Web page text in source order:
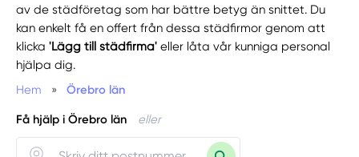
av de städföretag som har bättre betyg än snittet. Du
kan enkelt få en offert från dessa städfirmor genom att
klicka'Lägg till städfirma' eller låta vår kunniga personal
hjälpa dig.
Hem
» Örebro län
Få hjälp i Örebro län eller